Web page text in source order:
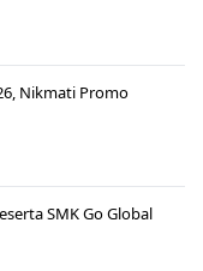
Nikmati Promo
SMK Go Global